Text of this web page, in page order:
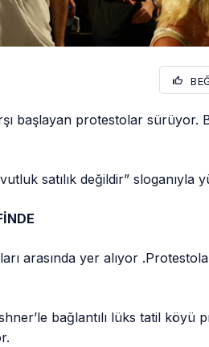
başlayan protestolar sürüyor.
satılık değildir” sloganıyla
arasında yer alıyor
bağlantılı lüks tatil köyü